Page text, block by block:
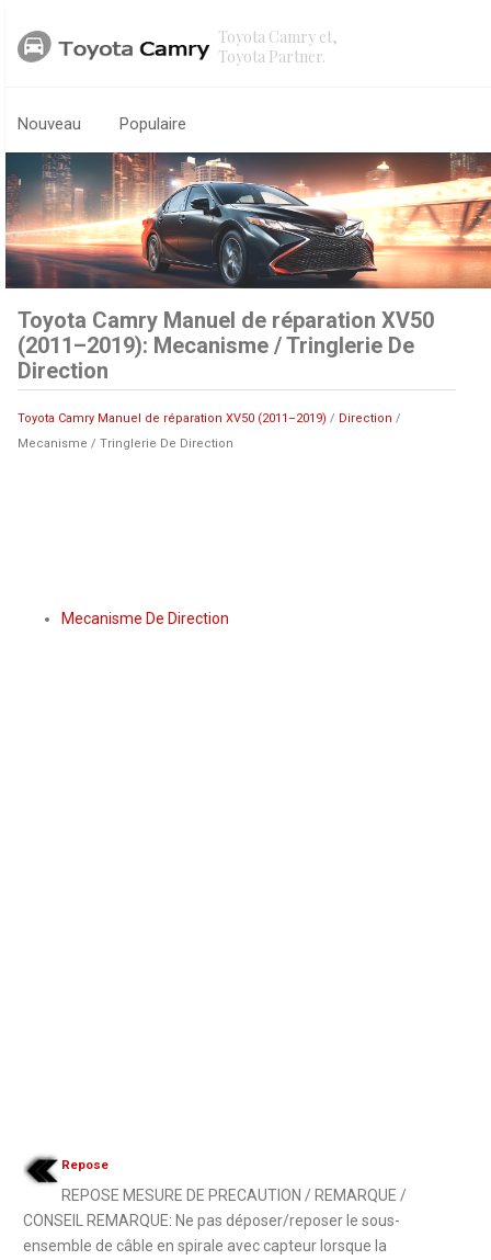
Toyota Camry et,
Toyota Partner.
Nouveau Populaire
Toyota Camry Manuel de réparation XV50
(2011–2019): Mecanisme / Tringlerie De
Direction
Toyota Camry Manuel de réparation XV50 (2011–2019) / Direction /
Mecanisme / Tringlerie De Direction
Mecanisme De Direction
Repose
REPOSE MESURE DE PRECAUTION / REMARQUE /
CONSEIL REMARQUE: Ne pas déposer/reposer le sous-
ensemble de câble en spirale avec capteur lorsque la